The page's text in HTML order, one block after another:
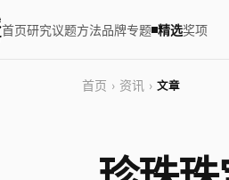
首页研究议题方法品牌专题 精选奖项
首页 › 资讯 › 文章